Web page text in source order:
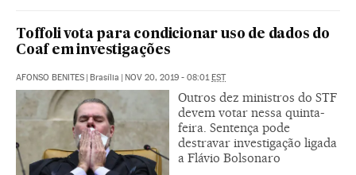
Toffoli vota para condicionar uso de dados do
Coaf em investigações
AFONSO BENITES | Brasília | NOV 20, 2019 - 08:01EST
Outros dez ministros do STF
devem votar nessa quinta-
feira. Sentença pode
destravar investigação ligada
a Flávio Bolsonaro